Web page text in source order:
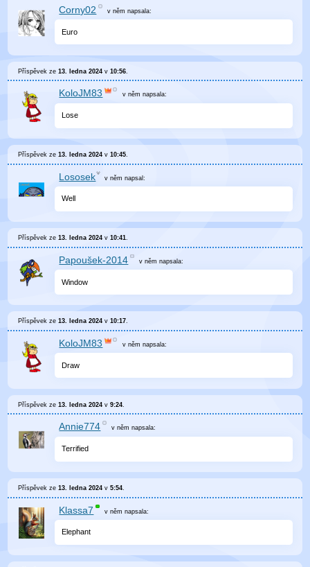
Corny02 v němnapsala:
Euro
Příspěvek ze13. ledna 2024 v10:56
KoloJM83 v něm napsala:
Lose
Příspěvek ze13. ledna 2024 v10:45
Lososek v něm napsal:
Well
Příspěvek ze13. ledna 2024 v10:41.
Papoušek-2014 v němnapsala:
Window
Příspěvek ze13. ledna 2024 v10:17.
KoloJM83 v něm napsala:
Draw
Příspěvek ze13. ledna 2024 v9:24
Annie774 v němnapsala:
Terrified
Příspěvek ze13. ledna 2024 v5:54
Klassa7 v němnapsala:
Elephant